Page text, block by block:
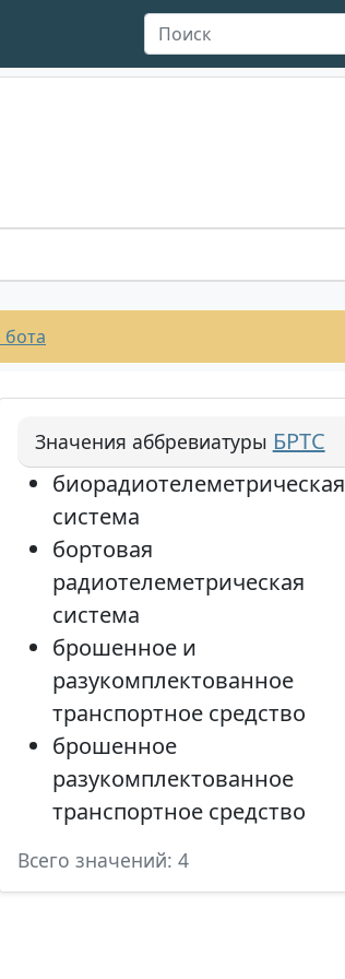
Значения аббревиатуры БРТС
биорадиотелеметрическая
система
бортовая
радиотелеметрическая
система
брошенное и
разукомплектованное
транспортное средство
брошенное
разукомплектованное
транспортное средство
Всего значений: 4